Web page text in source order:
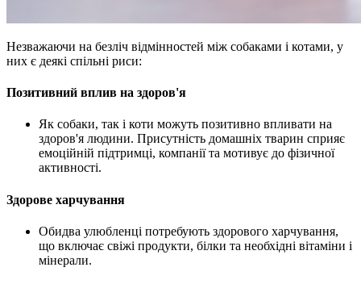
Незважаючи на безліч відмінностей між собаками і котами, у
них є деякі спільні риси:
Позитивний вплив на здоров'я
Як собаки, так і коти можуть позитивно впливати на
здоров'я людини. Присутність домашніх тварин сприяє
емоційній підтримці, компанії та мотивує до фізичної
активності.
Здорове харчування
Обидва улюбленці потребують здорового харчування,
що включає свіжі продукти, білки та необхідні вітаміни і
мінерали.